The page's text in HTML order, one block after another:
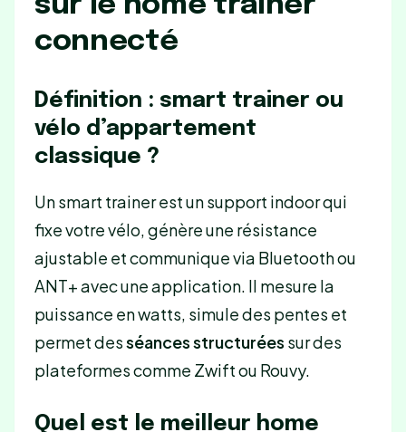
connecté
Définition : smart trainer ou
vélo d’appartement
classique ?
Un smart trainer est un support indoor qui
fixe votre vélo, génère une résistance
ajustable et communique via Bluetooth ou
ANT+ avec une application. Il mesure la
puissance en watts, simule des pentes et
permet desséances structurées sur des
plateformes comme Zwift ou Rouvy.
Quel est le meilleur home